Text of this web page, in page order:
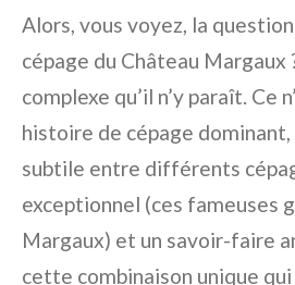
Alors, vous voyez, la
cépage du Château Margaux
complexe qu’il n’y paraît. Ce
histoire de cépage dominant,
subtile entre différents
exceptionnel (ces fameuses
Margaux) et un savoir-faire
cette combinaison unique qui